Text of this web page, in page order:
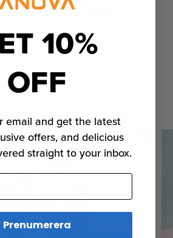
favoritrecept.
att använda de förinställda
hemma, men vi har
av recept så att du vet exakt
10%
OFF
email and get the latest
offers, and delicious
straight to your inbox.
Prenumerera